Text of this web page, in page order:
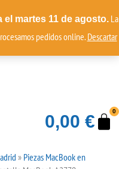
martes 11 de agosto. La
pedidos online.Descartar
0,00 €
0
»Piezas MacBook en